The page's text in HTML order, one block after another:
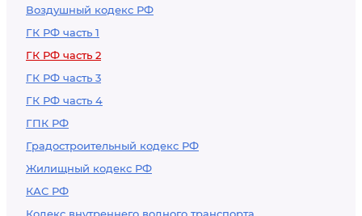
Воздушный кодекс РФ
ГК РФ часть 1
ГК РФ часть 2
ГК РФ часть 3
ГК РФ часть 4
ГПК РФ
Градостроительный кодекс РФ
Жилищный кодекс РФ
КАС РФ